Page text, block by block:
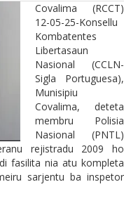
Covalima (RCCT)
12-05-25-Konsellu
Kombatentes
Libertasaun
Nasional (CCLN-
Sigla Portuguesa),
Munisipiu
Covalima, deteta
membru Polisia
Nasional (PNTL)
rejistradu 2009 ho
fasilita nia atu kompleta
sarjentu ba inspetor